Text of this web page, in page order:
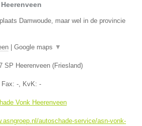
Damwoude, maar wel in de provincie
Google maps ▼
SP Heerenveen (Friesland)
Fax: -, KvK: -
Vonk Heerenveen
autoschade-service/asn-vonk-